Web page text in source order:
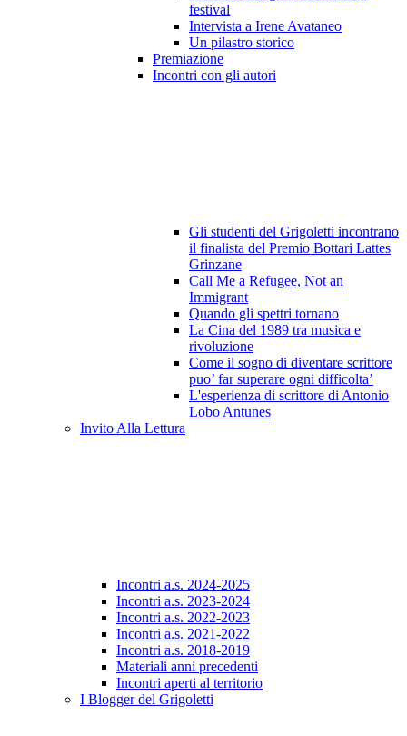
festival
Intervista a Irene Avataneo
Un pilastro storico
Premiazione
Incontri con gli autori
Gli studenti del Grigoletti incontrano
il finalista del Premio Bottari Lattes
Grinzane
Call Me a Refugee, Not an
Immigrant
Quando gli spettri tornano
La Cina del 1989 tra musica e
rivoluzione
Come il sogno di diventare scrittore
puo’ far superare ogni difficolta’
L'esperienza di scrittore di Antonio
Lobo Antunes
Invito Alla Lettura
Incontri a.s. 2024-2025
Incontri a.s. 2023-2024
Incontri a.s. 2022-2023
Incontri a.s. 2021-2022
Incontri a.s. 2018-2019
Materiali anni precedenti
Incontri aperti al territorio
I Blogger del Grigoletti